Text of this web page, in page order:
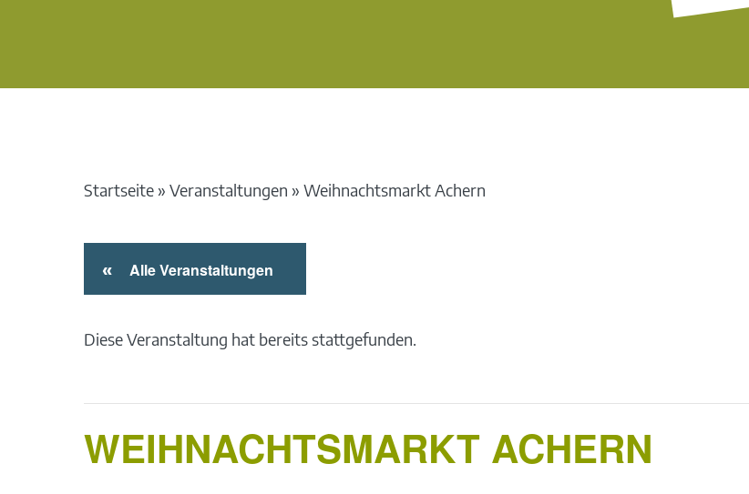
Startseite» Veranstaltungen » Weihnachtsmarkt Achern
« Alle Veranstaltungen
Diese Veranstaltung hat bereits stattgefunden.
WEIHNACHTSMARKT ACHERN